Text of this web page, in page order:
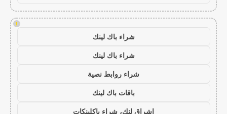
!
شراء باك لينك
شراء باك لينك
شراء روابط نصية
باقات باك لينك
اشراق لنك، شراء باكلينكات